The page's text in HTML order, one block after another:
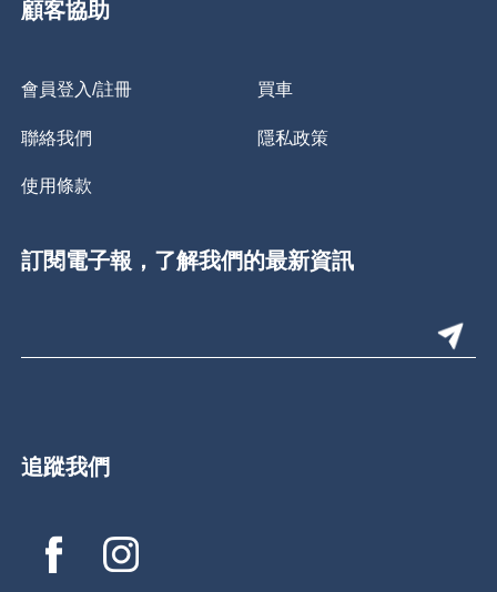
顧客協助
會員登入/註冊 買車
聯絡我們 隱私政策
使用條款
訂閱電子報，了解我們的最新資訊
追蹤我們